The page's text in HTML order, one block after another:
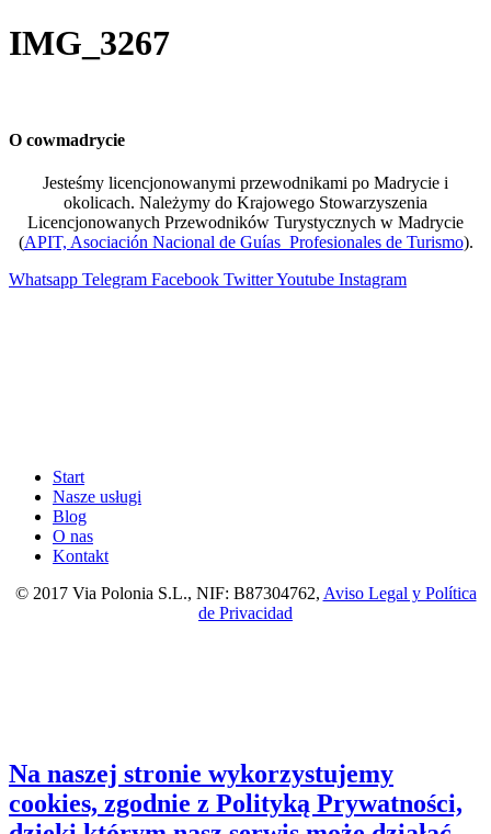
IMG_3267
O cowmadrycie
Jesteśmy licencjonowanymi przewodnikami po Madrycie i
okolicach. Należymy do Krajowego Stowarzyszenia
Licencjonowanych Przewodników Turystycznych w Madrycie
(APIT, Asociación Nacional de Guías Profesionales de Turismo).
Whatsapp Telegram Facebook TwitterYoutube Instagram
Start
Nasze usługi
Blog
O nas
Kontakt
© 2017 Via Polonia S.L., NIF: B87304762, Aviso Legal y Política
de Privacidad
Na naszej stronie wykorzystujemy
cookies, zgodnie z Polityką Prywatności,